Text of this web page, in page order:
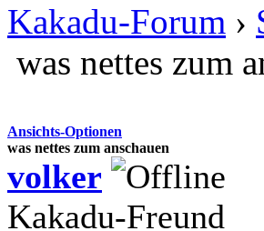
Kakadu-Forum ›
was nettes zum
Ansichts-Optionen
was nettes zum anschauen
volker
Kakadu-Freund